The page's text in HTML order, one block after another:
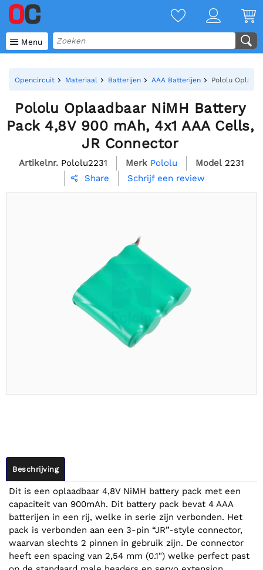
 Menu
Opencircuit Materiaal Batterijen AAA Batterijen Pololu
Pololu Oplaadbaar NiMH Battery
Pack 4,8V 900 mAh, 4x1 AAA Cells,
JR Connector
Artikelnr. Pololu2231 Merk Pololu Model 2231
 Share Schrijf een review
Beschrijving
Dit is een oplaadbaar 4,8V NiMH battery pack met een
capaciteit van 900mAh. Dit battery pack bevat 4 AAA
batterijen in een rij, welke in serie zijn verbonden. Het
pack is verbonden aan een 3-pin “JR”-style connector,
waarvan slechts 2 pinnen in gebruik zijn. De connector
heeft een spacing van 2,54 mm (0.1") welke perfect past